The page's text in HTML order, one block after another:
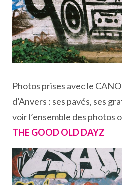
Photos prises avec le
d’Anvers : ses pavés, ses
voir l’ensemble des photos
THE GOOD OLD DAYZ